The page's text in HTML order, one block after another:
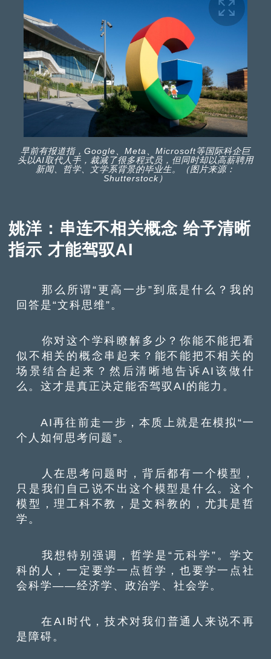
早前有报道指，Google、Meta、Microsoft等国际科企巨
头以AI取代人手，裁减了很多程式员，但同时却以高薪聘用
新闻、哲学、文学系背景的毕业生。（图片来源：
Shutterstock）
姚洋：串连不相关概念 给予清晰
指示 才能驾驭AI
那么所谓“更高一步”到底是什么？我的
回答是“文科思维”。
你对这个学科瞭解多少？你能不能把看
似不相关的概念串起来？能不能把不相关的
场景结合起来？然后清晰地告诉AI该做什
么。这才是真正决定能否驾驭AI的能力。
AI再往前走一步，本质上就是在模拟“一
个人如何思考问题”。
人在思考问题时，背后都有一个模型，
只是我们自己说不出这个模型是什么。这个
模型，理工科不教，是文科教的，尤其是哲
学。
我想特别强调，哲学是“元科学”。学文
科的人，一定要学一点哲学，也要学一点社
会科学——经济学、政治学、社会学。
在AI时代，技术对我们普通人来说不再
是障碍。